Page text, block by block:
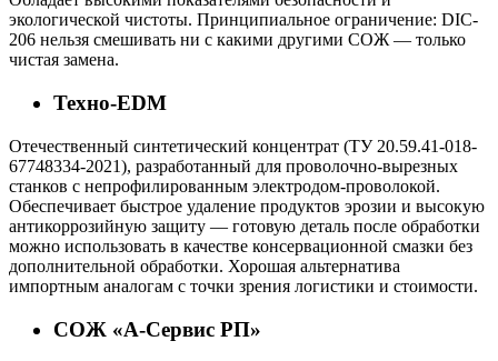
экологической чистоты. Принципиальное ограничение: DIC-
206 нельзя смешивать ни с какими другими СОЖ — только
чистая замена.
Техно-EDM
Отечественный синтетический концентрат (ТУ 20.59.41-018-
67748334-2021), разработанный для проволочно-вырезных
станков с непрофилированным электродом-проволокой.
Обеспечивает быстрое удаление продуктов эрозии и высокую
антикоррозийную защиту — готовую деталь после обработки
можно использовать в качестве консервационной смазки без
дополнительной обработки. Хорошая альтернатива
импортным аналогам с точки зрения логистики и стоимости.
СОЖ «А-Сервис РП»